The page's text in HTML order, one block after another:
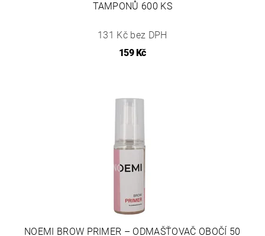
TAMPONŮ 600 KS
131 Kč bez DPH
159 Kč
NOEMI BROW PRIMER – ODMAŠŤOVAČ OBOČÍ 50